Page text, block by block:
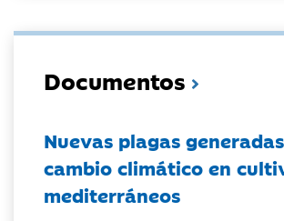
Documentos
Nuevas plagas
cambio climático en
mediterráneos